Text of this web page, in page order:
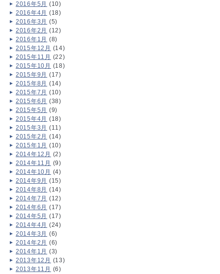
2016年5月 (10)
2016年4月 (18)
2016年3月 (5)
2016年2月 (12)
2016年1月 (8)
2015年12月 (14)
2015年11月 (22)
2015年10月 (18)
2015年9月 (17)
2015年8月 (14)
2015年7月 (10)
2015年6月 (38)
2015年5月 (9)
2015年4月 (18)
2015年3月 (11)
2015年2月 (14)
2015年1月 (10)
2014年12月 (2)
2014年11月 (9)
2014年10月 (4)
2014年9月 (15)
2014年8月 (14)
2014年7月 (12)
2014年6月 (17)
2014年5月 (17)
2014年4月 (24)
2014年3月 (6)
2014年2月 (6)
2014年1月 (3)
2013年12月 (13)
2013年11月 (6)